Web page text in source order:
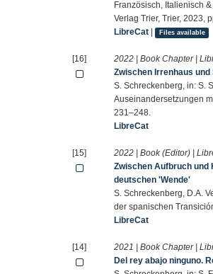
Französisch, Italienisch
Verlag Trier, Trier, 2023,
LibreCat | Files available
[16] 2022 | Book Chapter |
Zwischen Irrenhaus
S. Schreckenberg, in: S.
Auseinandersetzungen
231–248.
LibreCat
[15] 2022 | Book (Editor) |
Zwischen Aufbruch und
deutschen 'Wende'
S. Schreckenberg, D.A.
der spanischen
LibreCat
[14] 2021 | Book Chapter |
Del rey abajo ninguno.